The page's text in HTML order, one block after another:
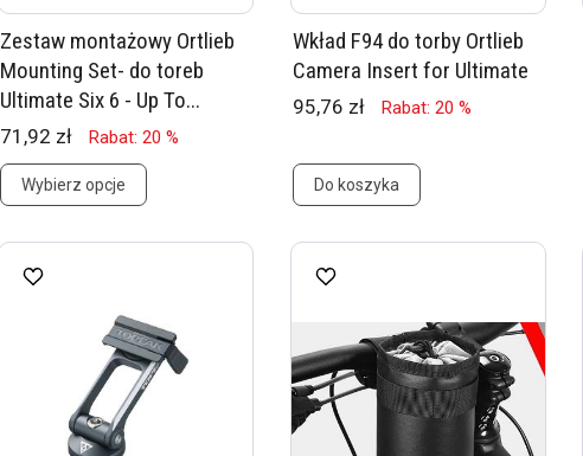
Zestaw montażowy Ortlieb
Mounting Set- do toreb
Ultimate Six 6 - Up To...
71,92 zł Rabat: 20 %
Wybierz opcje
Wkład F94 do torby Ortlieb
Camera Insert for Ultimate
95,76 zł Rabat: 20 %
Do koszyka